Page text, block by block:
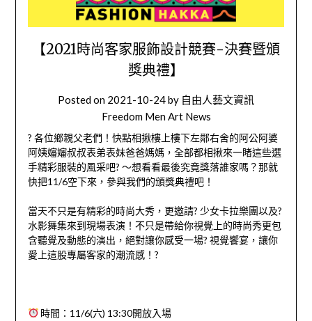
【2021時尚客家服飾設計競賽-決賽暨頒
獎典禮】
Posted on 2021-10-24by 自由人藝文資訊
Freedom Men Art News
? 各位鄉親⽗⽼們！快點相揪樓上樓下左鄰右舍的阿公阿婆
阿姨嬸嬸叔叔表弟表妹爸爸媽媽，全部都相揪來⼀睹這些選
⼿精彩服裝的⾵采吧? ～想看看最後究竟獎落誰家嗎？那就
快把11/6空下來，參與我們的頒獎典禮吧！
當天不只是有精彩的時尚⼤秀，更邀請? 少女卡拉樂團以及?
水影舞集來到現場表演！不只是帶給你視覺上的時尚秀更包
含聽覺及動態的演出，絕對讓你感受⼀場? 視覺饗宴，讓你
愛上這股專屬客家的潮流感！?
時間：11/6(六) 13:30開放⼊場